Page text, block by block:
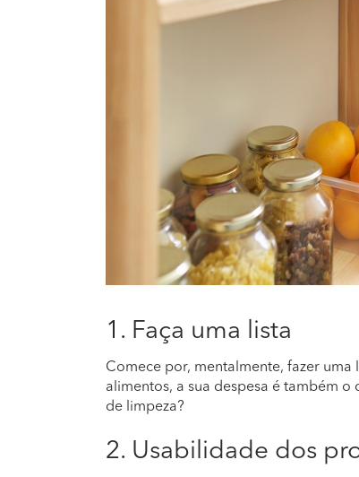
1. Faça uma lista
Comece por, mentalmente, fazer uma
alimentos, a sua despesa é também
de limpeza?
2. Usabilidade dos